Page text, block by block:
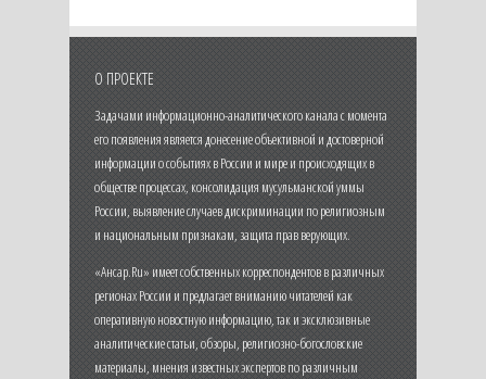
О ПРОЕКТЕ
Задачами информационно-аналитического канала с момента
его появления является донесение объективной и достоверной
информации о событиях в России и мире и происходящих в
обществе процессах, консолидация мусульманской уммы
России, выявление случаев дискриминации по религиозным
и национальным признакам, защита прав верующих.
«Ансар.Ru» имеет собственных корреспондентов в различных
регионах России и предлагает вниманию читателей как
оперативную новостную информацию, так и эксклюзивные
аналитические статьи, обзоры, религиозно-богословские
материалы, мнения известных экспертов по различным